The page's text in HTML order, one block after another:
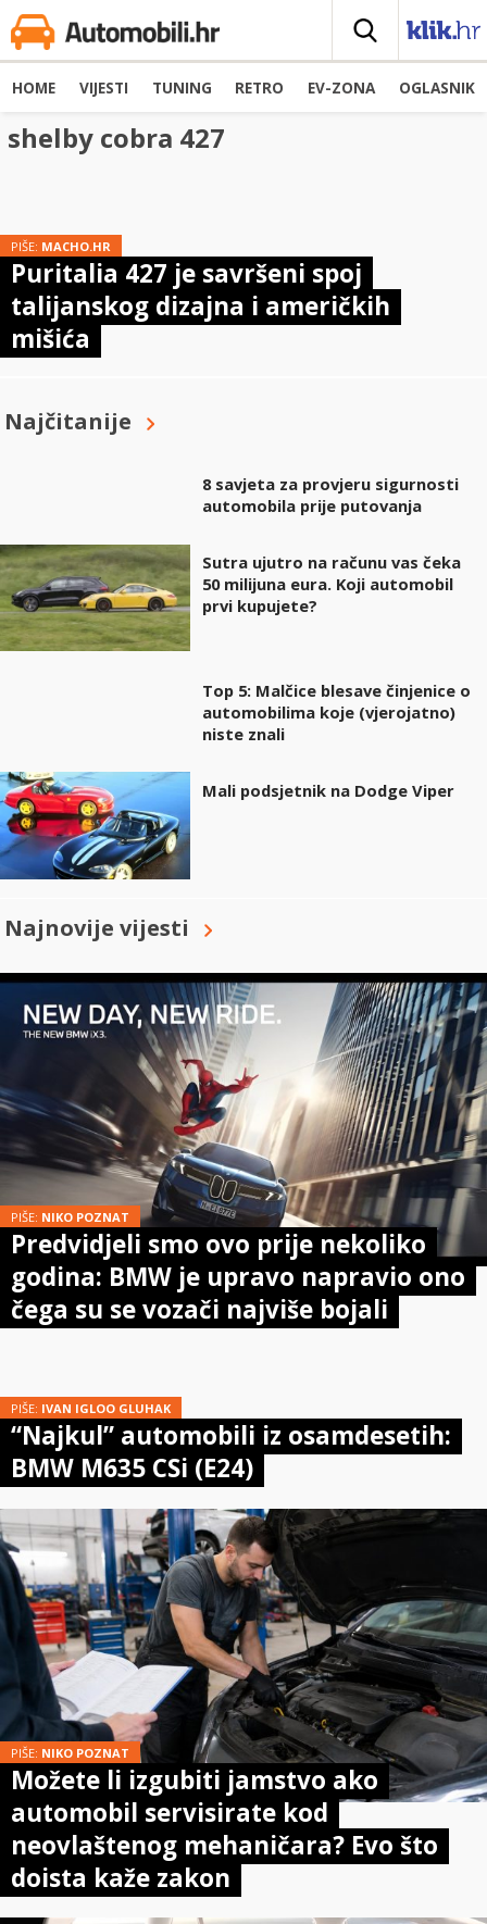
HOME VIJESTI TUNING RETRO EV-ZONA OGLASNIK
shelby cobra 427
PIŠE: MACHO.HR
Puritalia 427 je savršeni spoj
talijanskog dizajna i američkih
mišića
Najčitanije
8 savjeta za provjeru sigurnosti
automobila prije putovanja
Sutra ujutro na računu vas čeka
50 milijuna eura. Koji automobil
prvi kupujete?
Top 5: Malčice blesave činjenice o
automobilima koje (vjerojatno)
niste znali
Mali podsjetnik na Dodge Viper
Najnovije vijesti
PIŠE: NIKO POZNAT
Predvidjeli smo ovo prije nekoliko
godina: BMW je upravo napravio ono
čega su se vozači najviše bojali
PIŠE: IVAN IGLOO GLUHAK
“Najkul” automobili iz osamdesetih:
BMW M635 CSi (E24)
PIŠE: NIKO POZNAT
Možete li izgubiti jamstvo ako
automobil servisirate kod
neovlaštenog mehaničara? Evo što
doista kaže zakon